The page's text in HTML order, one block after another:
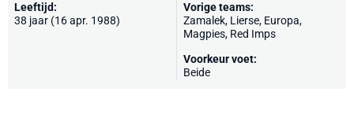
Leeftijd:
38 jaar (16 apr. 1988)
Vorige teams:
Zamalek, Lierse, Europa,
Magpies, Red Imps
Voorkeur voet:
Beide